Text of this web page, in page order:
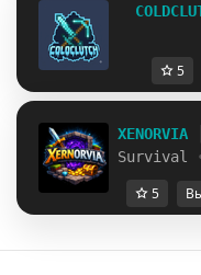
COL DCL U
5
XENORVIA
Survival
5